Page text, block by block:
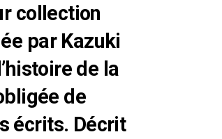
collection
par Kazuki
de la
de
écrits. Décrit